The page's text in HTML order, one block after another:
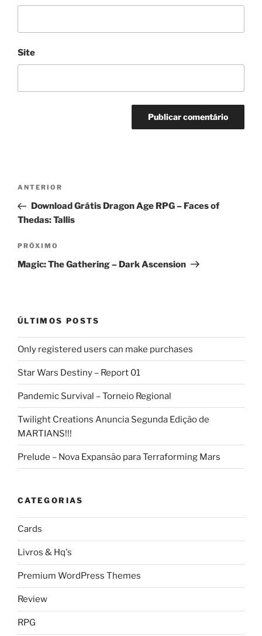
Site
Navegação
Post
Post
anterior
ANTERIOR
Download Grátis Dragon Age RPG – Faces of
Thedas: Tallis
Próximo
post
PRÓXIMO
Magic: The Gathering – Dark Ascension
ÚLTIMOS POSTS
Only registered users can make purchases
Star Wars Destiny – Report 01
Pandemic Survival – Torneio Regional
Twilight Creations Anuncia Segunda Edição de
MARTIANS!!!
Prelude – Nova Expansão para Terraforming Mars
CATEGORIAS
Cards
Livros & Hq's
Premium WordPress Themes
Review
RPG